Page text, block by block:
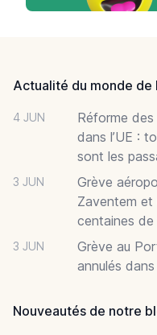
Actualité du monde de
4 JUN
Réforme
dans l’UE :
sont les
3 JUN
Grève
Zaventem et
centaines de
3 JUN
Grève au
annulés
Nouveautés de notre